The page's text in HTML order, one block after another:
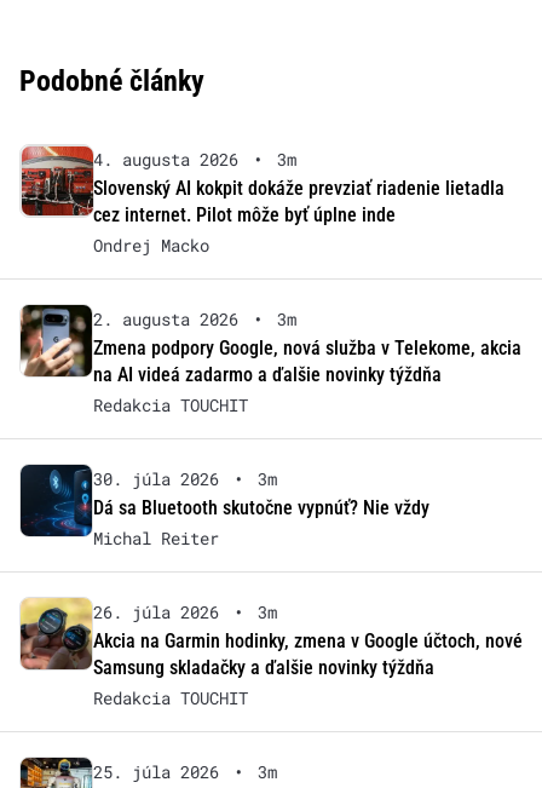
Podobné články
4. augusta 2026 •
3m
Slovenský AI kokpit dokáže prevziať riadenie lietadla
cez internet. Pilot môže byť úplne inde
Ondrej Macko
2. augusta 2026 •
3m
Zmena podpory Google, nová služba v Telekome, akcia
na AI videá zadarmo a ďalšie novinky týždňa
Redakcia TOUCHIT
30. júla 2026 •
3m
Dá sa Bluetooth skutočne vypnúť? Nie vždy
Michal Reiter
26. júla 2026 •
3m
Akcia na Garmin hodinky, zmena v Google účtoch, nové
Samsung skladačky a ďalšie novinky týždňa
Redakcia TOUCHIT
25. júla 2026 •
3m